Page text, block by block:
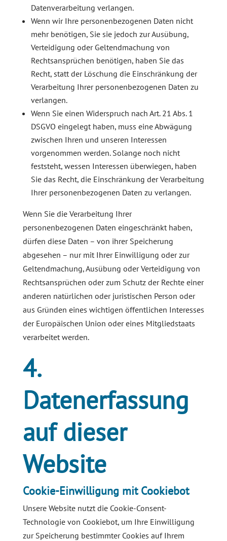
Datenverarbeitung verlangen.
Wenn wir Ihre personenbezogenen Daten nicht
mehr benötigen, Sie sie jedoch zur Ausübung,
Verteidigung oder Geltendmachung von
Rechtsansprüchen benötigen, haben Sie das
Recht, statt der Löschung die Einschränkung der
Verarbeitung Ihrer personenbezogenen Daten zu
verlangen.
Wenn Sie einen Widerspruch nach Art. 21 Abs. 1
DSGVO eingelegt haben, muss eine Abwägung
zwischen Ihren und unseren Interessen
vorgenommen werden. Solange noch nicht
feststeht, wessen Interessen überwiegen, haben
Sie das Recht, die Einschränkung der Verarbeitung
Ihrer personenbezogenen Daten zu verlangen.
Wenn Sie die Verarbeitung Ihrer
personenbezogenen Daten eingeschränkt haben,
dürfen diese Daten – von ihrer Speicherung
abgesehen – nur mit Ihrer Einwilligung oder zur
Geltendmachung, Ausübung oder Verteidigung von
Rechtsansprüchen oder zum Schutz der Rechte einer
anderen natürlichen oder juristischen Person oder
aus Gründen eines wichtigen öffentlichen Interesses
der Europäischen Union oder eines Mitgliedstaats
verarbeitet werden.
4.
Datenerfassung
auf dieser
Website
Cookie-Einwilligung mit Cookiebot
Unsere Website nutzt die Cookie-Consent-
Technologie von Cookiebot, um Ihre Einwilligung
zur Speicherung bestimmter Cookies auf Ihrem